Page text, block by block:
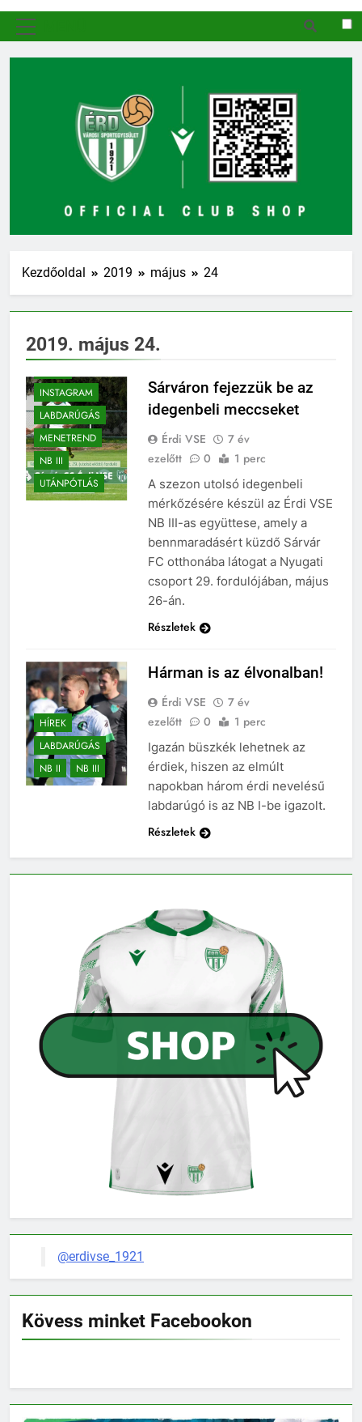
Kezdőoldal 2019 május 24
2019. május 24.
INSTAGRAM
LABDARÚGÁS
MENETREND
NB III
UTÁNPÓTLÁS
Sárváron fejezzük be az
idegenbeli meccseket
Érdi VSE
7 év
ezelőtt
0 1 perc
A szezon utolsó idegenbeli
mérkőzésére készül az Érdi VSE
NB III-as együttese, amely a
bennmaradásért küzdő Sárvár
FC otthonába látogat a Nyugati
csoport 29. fordulójában, május
26-án.
Részletek
HÍREK
LABDARÚGÁS
NB II
NB III
Hárman is az élvonalban!
Érdi VSE
7 év
ezelőtt
0 1 perc
Igazán büszkék lehetnek az
érdiek, hiszen az elmúlt
napokban három érdi nevelésű
labdarúgó is az NB I-be igazolt.
Részletek
@erdivse_1921
Kövess minket Facebookon